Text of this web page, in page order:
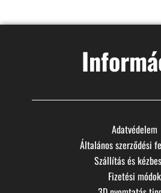
Adatvédelem
Általános szerződési
Szállítás és
Fizetési módok